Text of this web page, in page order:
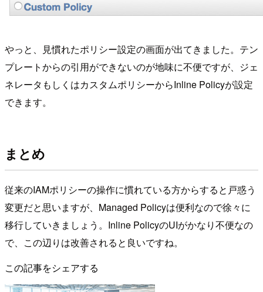
やっと、見慣れたポリシー設定の画面が出てきました。テン
プレートからの引用ができないのが地味に不便ですが、ジェ
ネレータもしくはカスタムポリシーからInline Policyが設定
できます。
まとめ
従来のIAMポリシーの操作に慣れている方からすると戸惑う
変更だと思いますが、Managed Policyは便利なので徐々に
移行していきましょう。Inline PolicyのUIがかなり不便なの
で、この辺りは改善されると良いですね。
この記事をシェアする